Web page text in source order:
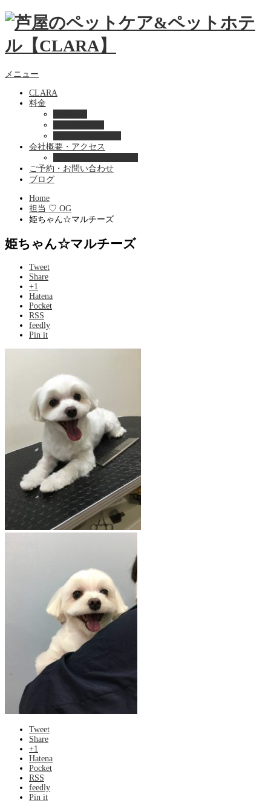
メニュー
CLARA
料金
会社概要・アクセス
ご予約・お問い合わせ
ブログ
Home
担当 ♡ OG
姫ちゃん☆マルチーズ
姫ちゃん☆マルチーズ
Tweet
Share
+1
Hatena
Pocket
RSS
feedly
Pin it
Tweet
Share
+1
Hatena
Pocket
RSS
feedly
Pin it